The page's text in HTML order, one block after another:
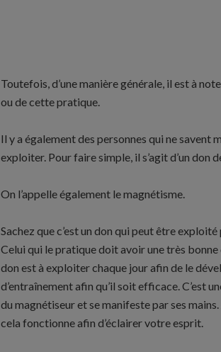
Toutefois, d’une manière générale, il est à
ou de cette pratique.
Il y a également des personnes qui ne savent
exploiter. Pour faire simple, il s’agit d’un don
On l’appelle également le magnétisme.
Sachez que c’est un don qui peut être
Celui qui le pratique doit avoir une très
don est à exploiter chaque jour afin de le
d’entraînement afin qu’il soit efficace. C’est
du magnétiseur et se manifeste par ses
cela fonctionne afin d’éclairer votre esprit.